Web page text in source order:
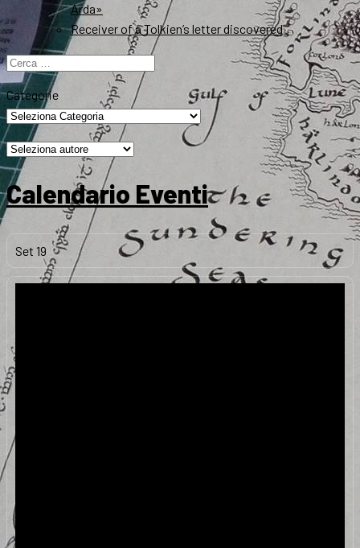
Arda»
Receiver of a Tolkien’s letter discovered
Ricerca
per:
Categorie
Calendario Eventi
Set 19